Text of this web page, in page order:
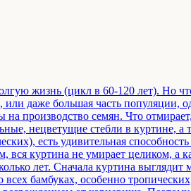
жизнь (цикл в 60-120 лет). Но
даже большая часть популяции,
производство семян. Что
нецветущие стебли в куртине, а
есть удивительная
куртина не умирает целиком, а
лет. Сначала куртина
бамбуках, особенно